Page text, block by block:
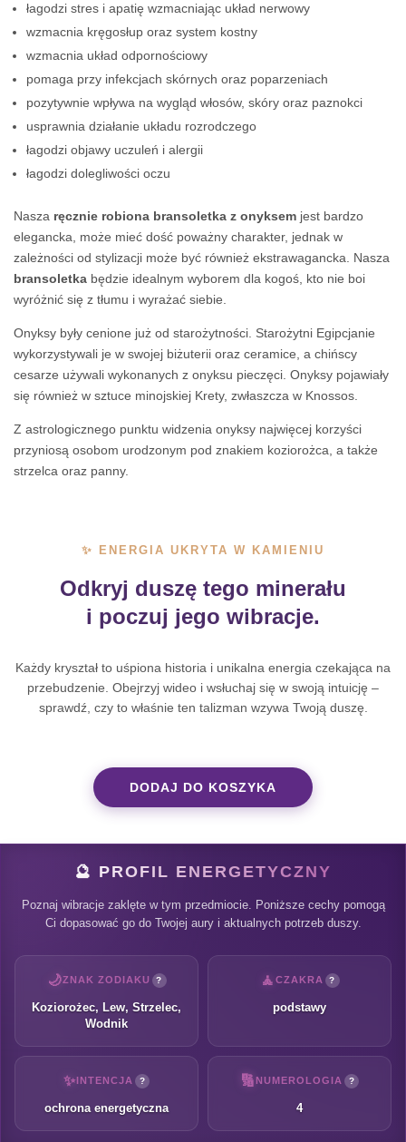
łagodzi stres i apatię wzmacniając układ nerwowy
wzmacnia kręgosłup oraz system kostny
wzmacnia układ odpornościowy
pomaga przy infekcjach skórnych oraz poparzeniach
pozytywnie wpływa na wygląd włosów, skóry oraz paznokci
usprawnia działanie układu rozrodczego
łagodzi objawy uczuleń i alergii
łagodzi dolegliwości oczu
Nasza ręcznie robiona bransoletka z onyksem jest bardzo
elegancka, może mieć dość poważny charakter, jednak w
zależności od stylizacji może być również ekstrawagancka. Nasza
bransoletka będzie idealnym wyborem dla kogoś, kto nie boi
wyróżnić się z tłumu i wyrażać siebie.
Onyksy były cenione już od starożytności. Starożytni Egipcjanie
wykorzystywali je w swojej biżuterii oraz ceramice, a chińscy
cesarze używali wykonanych z onyksu pieczęci. Onyksy pojawiały
się również w sztuce minojskiej Krety, zwłaszcza w Knossos.
Z astrologicznego punktu widzenia onyksy najwięcej korzyści
przyniosą osobom urodzonym pod znakiem koziorożca, a także
strzelca oraz panny.
✨ ENERGIA UKRYTA W KAMIENIU
Odkryj duszę tego minerału
i poczuj jego wibracje.
Każdy kryształ to uśpiona historia i unikalna energia czekająca na
przebudzenie. Obejrzyj wideo i wsłuchaj się w swoją intuicję –
sprawdź, czy to właśnie ten talizman wzywa Twoją duszę.
DODAJ DO KOSZYKA
🔮 PROFIL ENERGETYCZNY
Poznaj wibracje zaklęte w tym przedmiocie. Poniższe cechy pomogą
Ci dopasować go do Twojej aury i aktualnych potrzeb duszy.
🌙ZNAK ZODIAKU ?
Koziorożec, Lew, Strzelec,
Wodnik
🧘 CZAKRA ?
podstawy
✨INTENCJA ?
ochrona energetyczna
🔢NUMEROLOGIA ?
4